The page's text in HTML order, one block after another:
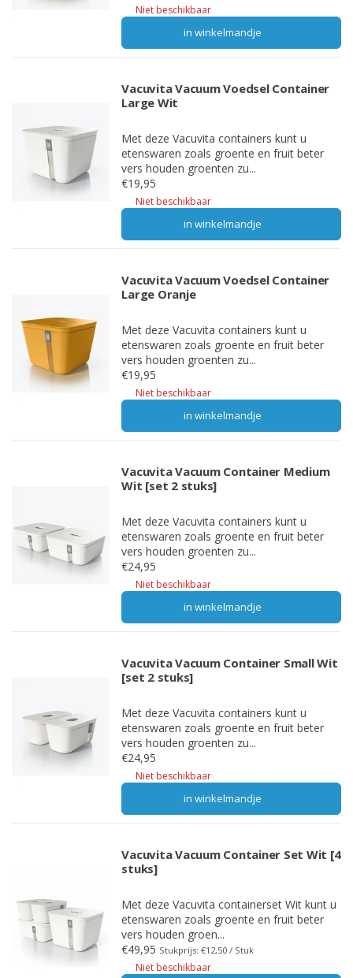
Niet beschikbaar
in winkelmandje
Vacuvita Vacuum Voedsel Container
Large Wit
Met deze Vacuvita containers kunt u
etenswaren zoals groente en fruit beter
vers houden groenten zu...
€19,95
Niet beschikbaar
in winkelmandje
Vacuvita Vacuum Voedsel Container
Large Oranje
Met deze Vacuvita containers kunt u
etenswaren zoals groente en fruit beter
vers houden groenten zu...
€19,95
Niet beschikbaar
in winkelmandje
Vacuvita Vacuum Container Medium
Wit [set 2 stuks]
Met deze Vacuvita containers kunt u
etenswaren zoals groente en fruit beter
vers houden groenten zu...
€24,95
Niet beschikbaar
in winkelmandje
Vacuvita Vacuum Container Small Wit
[set 2 stuks]
Met deze Vacuvita containers kunt u
etenswaren zoals groente en fruit beter
vers houden groenten zu...
€24,95
Niet beschikbaar
in winkelmandje
Vacuvita Vacuum Container Set Wit [4
stuks]
Met deze Vacuvita containerset Wit kunt u
etenswaren zoals groente en fruit beter
vers houden groen...
€49,95 Stukprijs: €12,50 / Stuk
Niet beschikbaar